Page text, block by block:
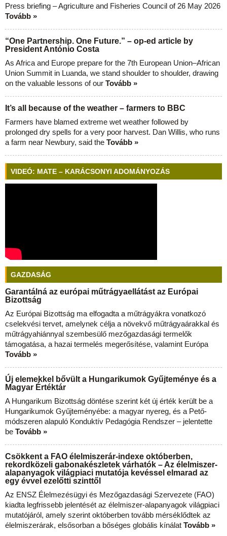
Press briefing – Agriculture and Fisheries Council of 26 May 2026
Tovább »
“One Partnership. One Future.” – op-ed article by
President António Costa
As Africa and Europe prepare for the 7th European Union–African
Union Summit in Luanda, we stand shoulder to shoulder, drawing
on the valuable lessons of our Tovább »
It’s all because of the weather – farmers to BBC
Farmers have blamed extreme wet weather followed by
prolonged dry spells for a very poor harvest. Dan Willis, who runs
a farm near Newbury, said the Tovább »
VIDEÓ: MATE – KARÁCSONYI ADOMÁNYOZÁS
GAZDASÁG
Garantálná az európai műtrágyaellátást az Európai
Bizottság
Az Európai Bizottság ma elfogadta a műtrágyákra vonatkozó
cselekvési tervet, amelynek célja a növekvő műtrágyaárakkal és
műtrágyahiánnyal szembesülő mezőgazdasági termelők
támogatása, a hazai termelés megerősítése, valamint Európa
Tovább »
Új elemekkel bővült a Hungarikumok Gyűjteménye és a
Magyar Értéktár
A Hungarikum Bizottság döntése szerint két új érték került be a
Hungarikumok Gyűjteményébe: a magyar nyereg, és a Pető-
módszeren alapuló Konduktív Pedagógia Rendszer – jelentette
be Tovább »
Csökkent a FAO élelmiszerár-indexe októberben,
rekordközeli gabonakészletek várhatók – Az élelmiszer-
alapanyagok világpiaci mutatója kevéssel elmarad az
egy évvel ezelőtti szinttől
Az ENSZ Élelmezésügyi és Mezőgazdasági Szervezete (FAO)
kiadta legfrissebb jelentését az élelmiszer-alapanyagok világpiaci
mutatójáról, amely szerint októberben tovább mérséklődtek az
élelmiszerárak, elsősorban a bőséges globális kínálat Tovább »